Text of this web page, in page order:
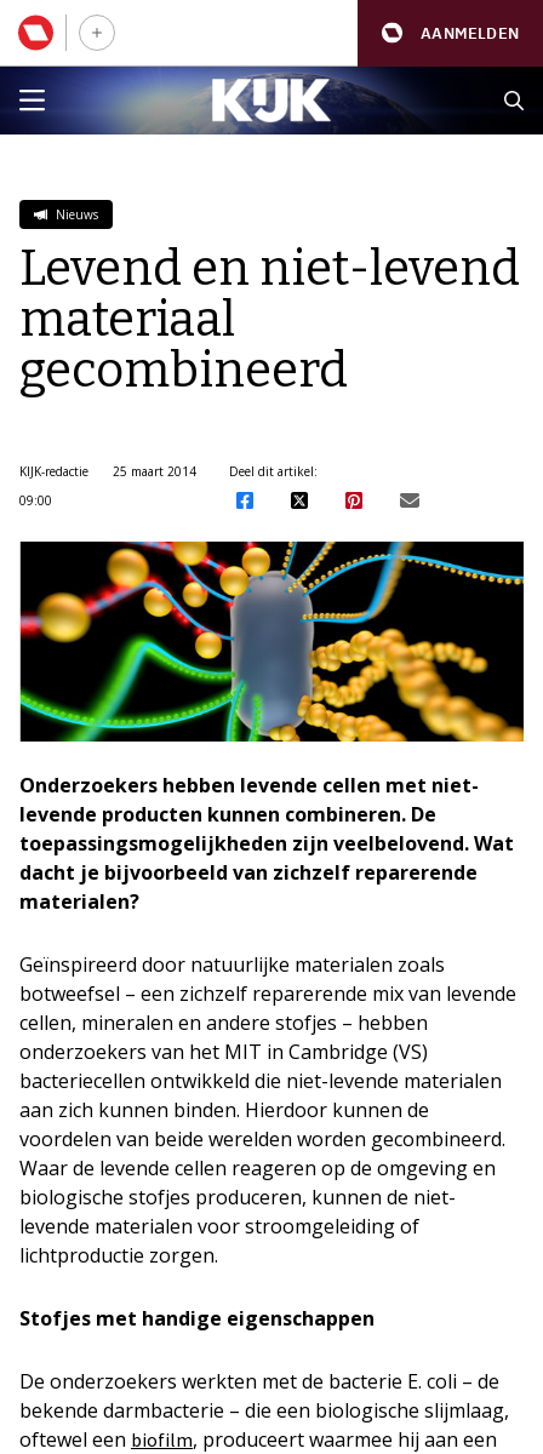
AANMELDEN
Nieuws
Levend en niet-levend
materiaal
gecombineerd
KIJK-redactie
25 maart 2014
09:00
Deel dit artikel:
Onderzoekers hebben levende cellen met niet-
levende producten kunnen combineren. De
toepassingsmogelijkheden zijn veelbelovend. Wat
dacht je bijvoorbeeld van zichzelf reparerende
materialen?
Geïnspireerd door natuurlijke materialen zoals
botweefsel – een zichzelf reparerende mix van levende
cellen, mineralen en andere stofjes – hebben
onderzoekers van het MIT in Cambridge (VS)
bacteriecellen ontwikkeld die niet-levende materialen
aan zich kunnen binden. Hierdoor kunnen de
voordelen van beide werelden worden gecombineerd.
Waar de levende cellen reageren op de omgeving en
biologische stofjes produceren, kunnen de niet-
levende materialen voor stroomgeleiding of
lichtproductie zorgen.
Stofjes met handige eigenschappen
De onderzoekers werkten met de bacterie E. coli – de
bekende darmbacterie – die een biologische slijmlaag,
oftewel een biofilm, produceert waarmee hij aan een